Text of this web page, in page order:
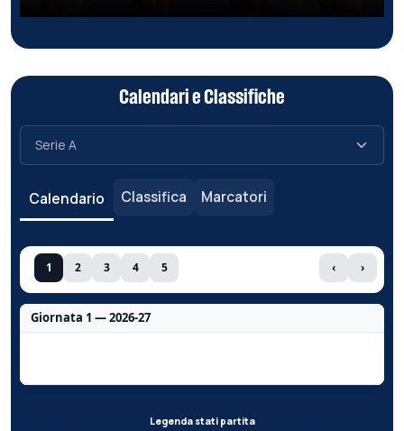
Calendari e Classifiche
Calendario Classifica Marcatori
1 2 3 4 5 ‹ ›
Giornata 1 — 2026-27
Legenda stati partita